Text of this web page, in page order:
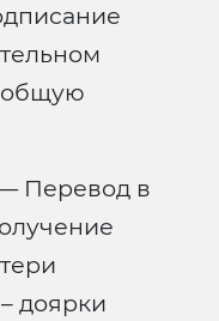
общую
— Перевод в
доярки